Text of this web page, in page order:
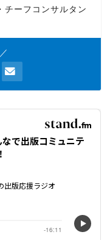
チーフコンサルタン